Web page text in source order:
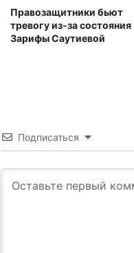
Правозащитники бьют
тревогу из-за состояния
Зарифы Саутиевой
Подписаться